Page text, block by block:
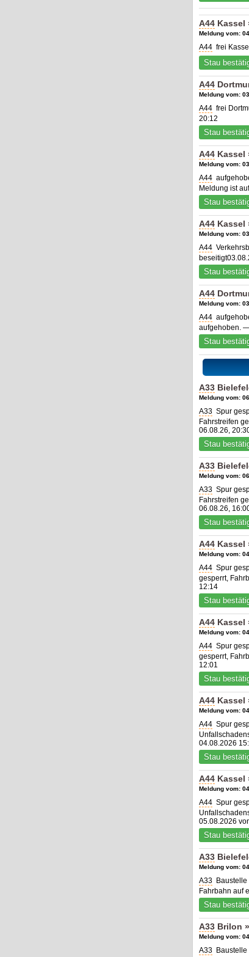
A44 Kassel
Meldung vom:
A44 frei
Stau
A44
Meldung vom:
A44 frei
20:12
Stau
A44 Kassel
Meldung vom:
A44
Meldung ist
Stau
A44 Kassel
Meldung vom:
A44
Stau
A44
Meldung vom:
A44
aufgehoben.
Stau
A33
Meldung vom:
A33 Spur
Fahrstreifen
06.08.26,
Stau
A33
Meldung vom:
A33 Spur
Fahrstreifen
06.08.26,
Stau
A44 Kassel
Meldung vom:
A44 Spur
gesperrt,
12:14
Stau
A44 Kassel
Meldung vom:
A44 Spur
gesperrt,
12:01
Stau
A44 Kassel
Meldung vom:
A44 Spur
04.08.2026
Stau
A44 Kassel
Meldung vom:
A44 Spur
05.08.2026
Stau
A33
Meldung vom:
A33
Fahrbahn auf
Stau
A33 Brilon
Meldung vom:
A33